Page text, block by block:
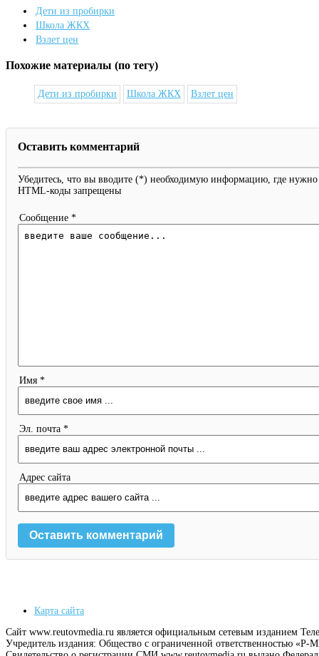
Дети из пробирки
Школа ЖКХ
Взлет цен
Похожие материалы (по тегу)
Дети из пробирки Школа ЖКХ Взлет цен
Оставить комментарий
Убедитесь, что вы вводите (*) необходимую информацию, где нужно
HTML-коды запрещены
Сообщение *
Имя *
Эл. почта *
Адрес сайта
Карта сайта
Сайт www.reutovmedia.ru является официальным сетевым изданием
Учредитель издания: Общество с ограниченной ответственностью